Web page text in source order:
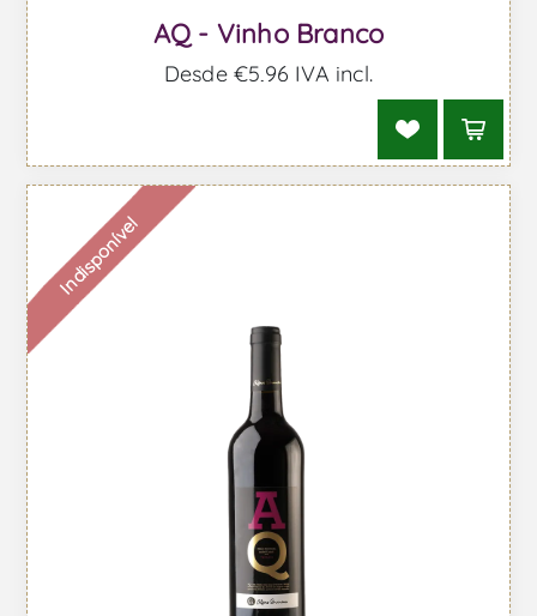
AQ - Vinho Branco
Desde €5,96 IVA incl.
Indisponível